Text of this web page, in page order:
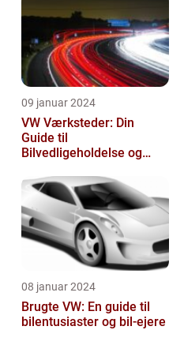
09 januar 2024
VW Værksteder: Din
Guide til
Bilvedligeholdelse og
08 januar 2024
Brugte VW: En guide til
bilentusiaster og bil-ejere